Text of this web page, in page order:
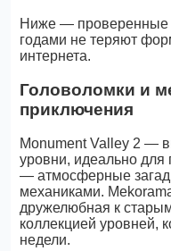
Ниже — проверенные
годами не теряют
интернета.
Головоломки и
приключения
Monument Valley 2 —
уровни, идеально
— атмосферные
механиками.
дружелюбная к
коллекцией уровней,
недели.